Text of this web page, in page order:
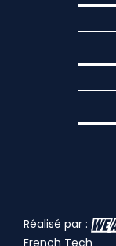
Réalisé par :
French Tech